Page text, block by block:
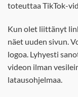
toteuttaa TikTok-
Kun olet liittänyt
näet uuden sivun.
logoa. Lyhyesti
videon ilman
latausohjelmaa.